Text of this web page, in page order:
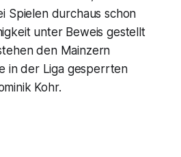
Spielen durchaus schon
unter Beweis gestellt
den Mainzern
in der Liga gesperrten
Kohr.